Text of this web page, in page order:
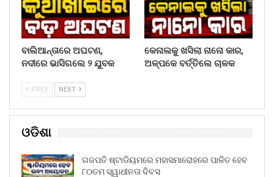
ବାଲିଆନ୍ତାରେ ଅଘଟଣ,
ନଦୀରେ ଭାସିଗଲେ ୨ ଯୁବକ
କେନାଲକୁ ଖସିଲା ନାନୋ କାର,
ଅଳ୍ପକେ ବର୍ତ୍ତିଲେ ଚାଳକ
PREV NEXT
ଓଡିଶା
ଗଜପତି ଷ୍ଟାଡିୟମରେ ମହାସମାରୋହରେ ପାଳିତ ହେବ
୮୦ତମ ସ୍ୱାଧୀନତା ଦିବସ